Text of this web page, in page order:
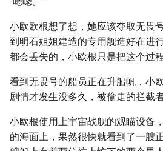
小欧欧根想了想，她应该夺取无畏
到明石姐姐建造的专用舰造好在进
都会丢失的，小欧根只是把这个过
看到无畏号的船员正在升船帆，小
剧情才发生没多久，被偷走的拦截
小欧根使用上宇宙战舰的观瞄设备
的海面上，果然很快就看到了一艘